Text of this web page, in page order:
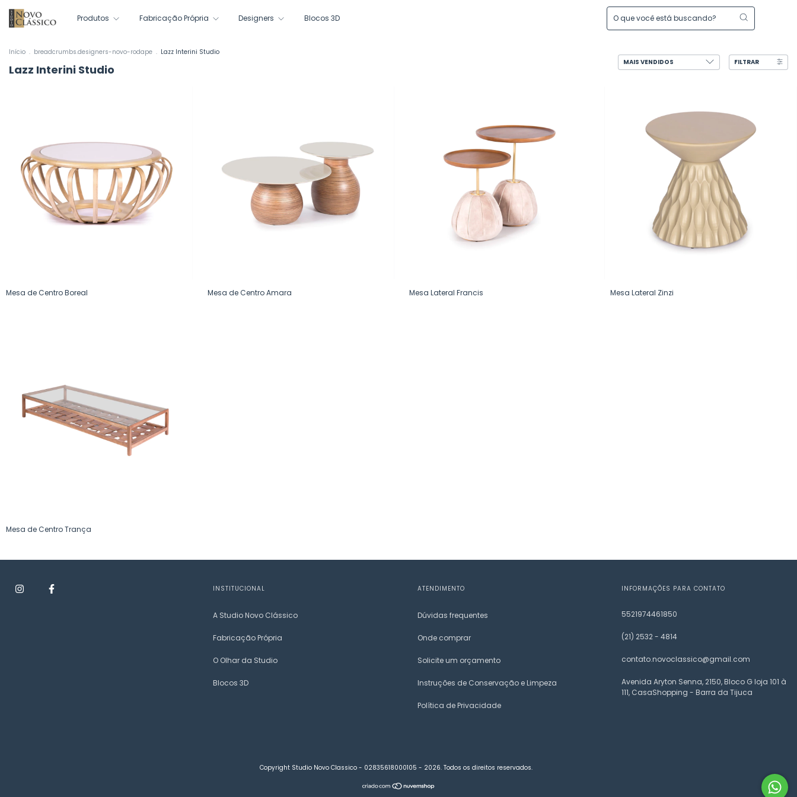
Produtos Fabricação Própria Designers Blocos 3D
Início . breadcrumbs.designers-novo-rodape . Lazz Interini Studio
Lazz Interini Studio
FILTRAR
Mesa de Centro Boreal Mesa de Centro Amara Mesa Lateral Francis Mesa Lateral Zinzi
Mesa de Centro Trança
INSTITUCIONAL
A Studio Novo Clássico
Fabricação Própria
O Olhar da Studio
Blocos 3D
ATENDIMENTO
Dúvidas frequentes
Onde comprar
Solicite um orçamento
Instruções de Conservação e Limpeza
Política de Privacidade
INFORMAÇÕES PARA CONTATO
5521974461850
(21) 2532 - 4814
contato.novoclassico@gmail.com
Avenida Aryton Senna, 2150, Bloco G loja 101 à
111, CasaShopping - Barra da Tijuca
Copyright Studio Novo Classico - 02835618000105 - 2026. Todos os direitos reservados.